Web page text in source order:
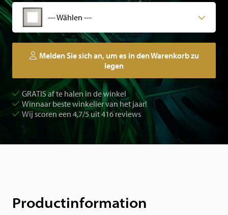
--- Wählen ---
Melden Sie sich an, um es in den Warenkorb zu
legen
GRATIS af te halen in de winkel
Winnaar beste winkelier van het jaar!
Wij scoren een 4,7/5 uit 416 reviews
Productinformation